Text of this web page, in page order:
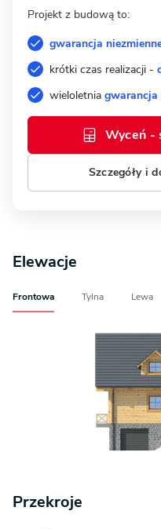
Projekt z budową to:
gwarancja
krótki czas realizacji -
wieloletnia gwarancja
Szczegóły i
Wyceń -
Elewacje
Frontowa Tylna Lewa
Przekroje